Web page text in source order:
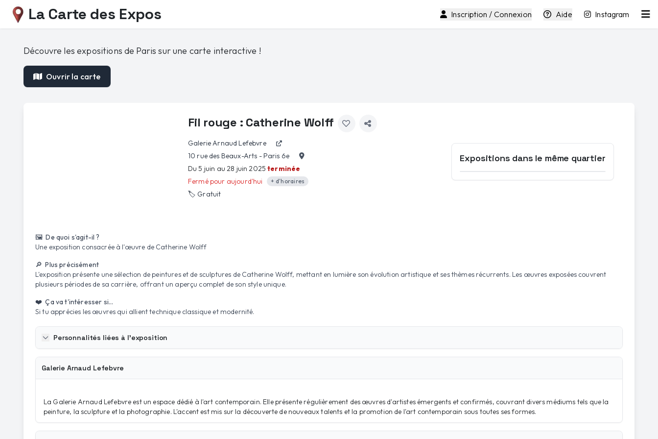
La Carte des Expos Inscription / Connexion Aide Instagram
Découvre les expositions de Paris sur une carte interactive !
Ouvrir la carte
Fil rouge : Catherine Wolff
Galerie Arnaud Lefebvre
10 rue des Beaux-Arts - Paris 6e
Du 5 juin au 28 juin 2025terminée
Fermé pour aujourd'hui
+ d'horaires
🏷️ Gratuit
Expositions dans le même quartier
🖼️ De quoi s'agit-il ?
Une exposition consacrée à l'œuvre de Catherine Wolff
🔎 Plus précisément
L'exposition présente une sélection de peintures et de sculptures de Catherine Wolff, mettant en lumière son évolution artistique et ses thèmes récurrents. Les œuvres exposées couvrent
plusieurs périodes de sa carrière, offrant un aperçu complet de son style unique.
❤️ Ça va t'intéresser si...
Si tu apprécies les œuvres qui allient technique classique et modernité.
Personnalités liées à l'exposition
Galerie Arnaud Lefebvre
La Galerie Arnaud Lefebvre est un espace dédié à l'art contemporain. Elle présente régulièrement des œuvres d'artistes émergents et confirmés, couvrant divers médiums tels que la
peinture, la sculpture et la photographie. L'accent est mis sur la découverte de nouveaux talents et la promotion de l'art contemporain sous toutes ses formes.